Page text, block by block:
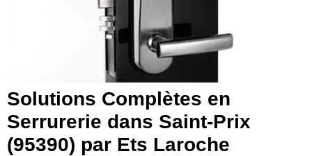
Solutions Complètes en
Serrurerie dans Saint-Prix
(95390) par Ets Laroche